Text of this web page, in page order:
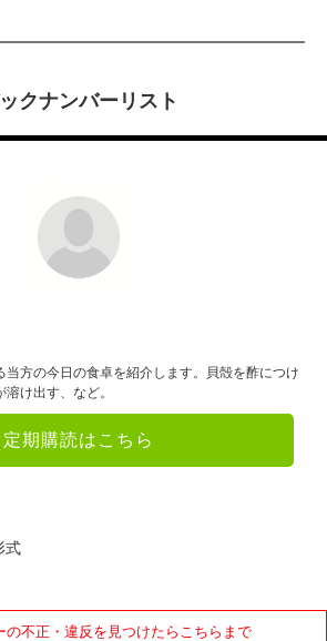
クナンバーリスト
当方の今日の食卓を紹介します。貝殻を酢につけ
け出す、など。
定期購読はこちら
式
の不正・違反を見つけたらこちらまで